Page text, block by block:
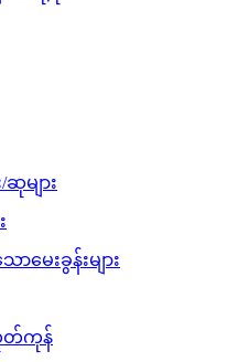
များ
မေးခွန်းများ
တ်ကုန်